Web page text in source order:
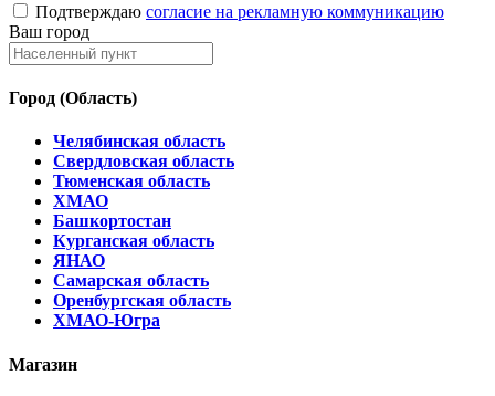
Подтверждаю согласие на рекламную коммуникацию
Ваш город
Город (Область)
Челябинская область
Свердловская область
Тюменская область
ХМАО
Башкортостан
Курганская область
ЯНАО
Самарская область
Оренбургская область
ХМАО-Югра
Магазин